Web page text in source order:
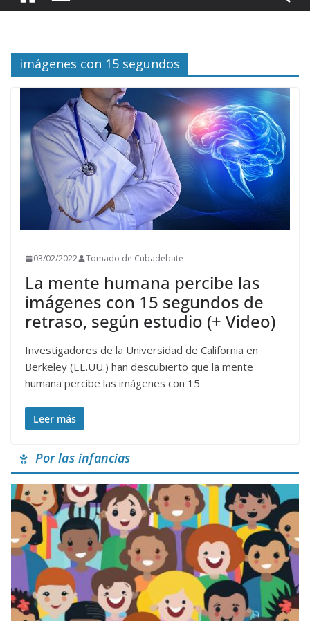
imágenes con 15 segundos
03/02/2022 Tomado de Cubadebate
La mente humana percibe las
imágenes con 15 segundos de
retraso, según estudio (+ Video)
Investigadores de la Universidad de California en
Berkeley (EE.UU.) han descubierto que la mente
humana percibe las imágenes con 15
Leer más
Por las infancias